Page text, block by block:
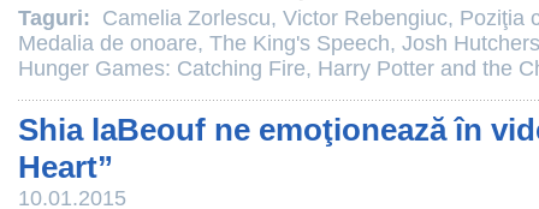
Taguri: Camelia Zorlescu, Victor Rebengiuc, Poziţia
Medalia de onoare, The King's Speech, Josh
Hunger Games: Catching Fire, Harry Potter and the
Shia laBeouf ne emoţionează în
Heart”
10.01.2015